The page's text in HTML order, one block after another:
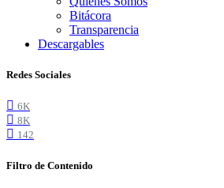
Bitácora
Transparencia
Descargables
Redes Sociales
6K
8K
142
Filtro de Contenido